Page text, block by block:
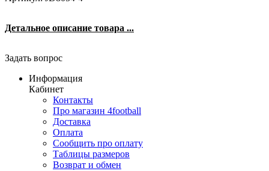
Детальное описание товара ...
Задать вопрос
Информация
Кабинет
Контакты
Про магазин 4football
Доставка
Оплата
Сообщить про оплату
Таблицы размеров
Возврат и обмен